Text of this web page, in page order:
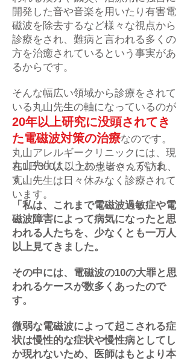
丸山アレルギークリニックには、現
在1日300人以上の患者さんが訪れ、
丸山先生は日々休みなく診療されて
います。
開発した音や音楽を用いたり有害電
磁波を除去するなど様々な視点から
診療をされ、難病と言われる多くの
方を治癒されているという事実があ
るからです。
そんな幅広い領域から診療をされて
いる丸山先生の軸になっているのが
20年以上研究に没頭されてき
た電磁波対策の治療なのです。
丸山先生はこうおっしゃっていま
す。
「私は、これまで電磁波過敏症や電
磁波障害によって病気になったと思
われる人たちを、少なくとも一万人
以上見てきました。
その中には、電磁波の10の大罪と思
われるケースが数多くあったので
す。
微弱な電磁波によって起こされる症
状は慢性的な症状や慢性病としてし
か現れないため、医師はもとより本